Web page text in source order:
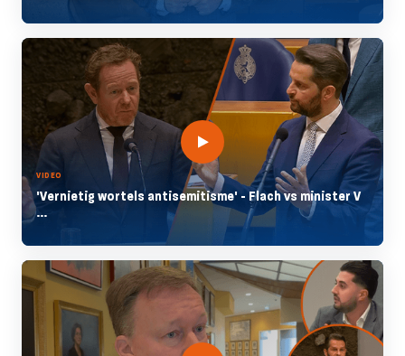
VIDEO
'Vernietig wortels antisemitisme' - Flach vs minister V
...